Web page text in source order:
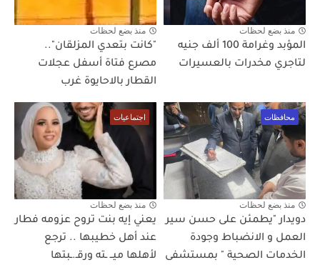
منذ بضع لحظات
المؤبد وغرامة 100 ألف جنيه
لتاجري مخدرات بالعسيرات
منذ بضع لحظات
"كانت بتعدي المزلقان"..
مصرع فتاة أسفل عجلات
القطار بالاحايوة غرب
محافظات
منذ بضع لحظات
دويدار "يطمئن على حسن سير
العمل و الانضباط وجودة
الخدمات الصحية " بمستشفى
اجتماعيات
منذ بضع لحظات
يعني إيه بنت تروح عزومه فطار
عند أهل خطيبها .. ترجع
لأهلها ميــ ـته ورقـ.ـبتها